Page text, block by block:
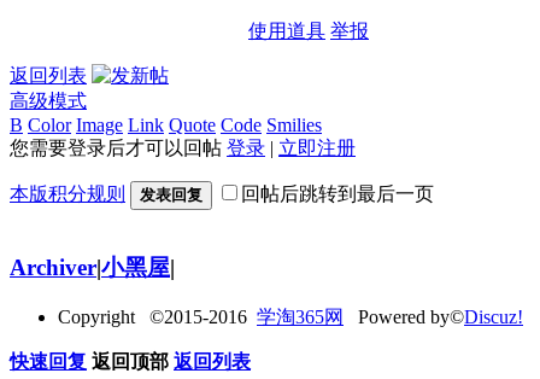
使用道具 举报
返回列表
高级模式
B Color Image Link Quote Code Smilies
您需要登录后才可以回帖 登录 | 立即注册
本版积分规则 发表回复 回帖后跳转到最后一页
Archiver|小黑屋|
Copyright ©2015-2016 学淘365网 Powered by©Discuz!
快速回复 返回顶部 返回列表